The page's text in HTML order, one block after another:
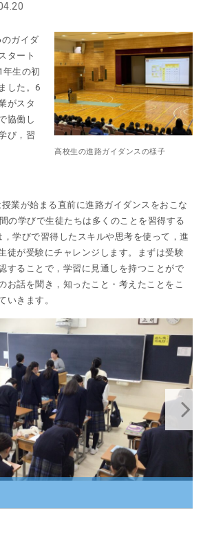
高校生の進路ガイダンスの様子
ガイダ
タート
年生の初
した。6
がスタ
協働し
び，習
業が始まる直前に進路ガイダンスをおこな
の学びで生徒たちは多くのことを習得する
学びで習得したスキルや思考を使って，進
徒が受験にチャレンジします。まずは受験
することで，学習に見通しを持つことがで
お話を聞き，知ったこと・考えたことをこ
いきます。